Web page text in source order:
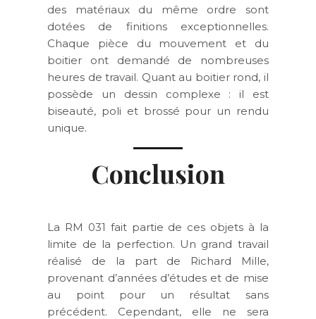
des matériaux du même ordre sont
dotées de finitions exceptionnelles.
Chaque pièce du mouvement et du
boitier ont demandé de nombreuses
heures de travail. Quant au boitier rond, il
possède un dessin complexe : il est
biseauté, poli et brossé pour un rendu
unique.
Conclusion
La RM 031 fait partie de ces objets à la
limite de la perfection. Un grand travail
réalisé de la part de Richard Mille,
provenant d’années d’études et de mise
au point pour un résultat sans
précédent. Cependant, elle ne sera